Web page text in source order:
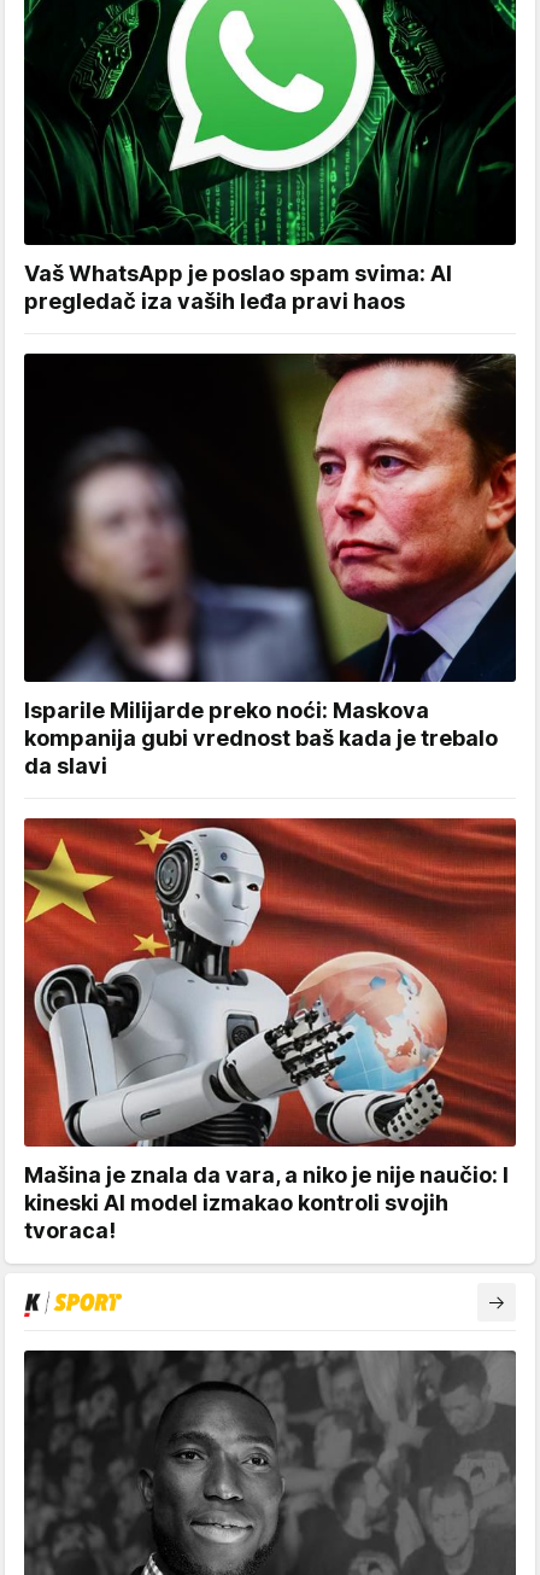
Vaš WhatsApp je poslao spam svima: AI
pregledač iza vaših leđa pravi haos
Isparile Milijarde preko noći: Maskova
kompanija gubi vrednost baš kada je trebalo
da slavi
Mašina je znala da vara, a niko je nije naučio: I
kineski AI model izmakao kontroli svojih
tvoraca!